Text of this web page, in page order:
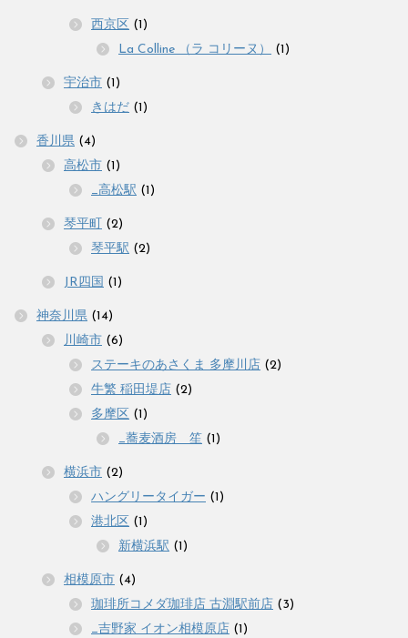
西京区 (1)
La Colline （ラ コリーヌ）
(1)
宇治市 (1)
きはだ (1)
香川県 (4)
高松市 (1)
_高松駅 (1)
琴平町 (2)
琴平駅 (2)
JR四国 (1)
神奈川県 (14)
川崎市 (6)
ステーキのあさくま 多摩川店 (2)
牛繁 稲田堤店 (2)
多摩区 (1)
_蕎麦酒房 笙 (1)
横浜市 (2)
ハングリータイガー (1)
港北区 (1)
新横浜駅 (1)
相模原市 (4)
珈琲所コメダ珈琲店 古淵駅前店 (3)
_吉野家 イオン相模原店 (1)